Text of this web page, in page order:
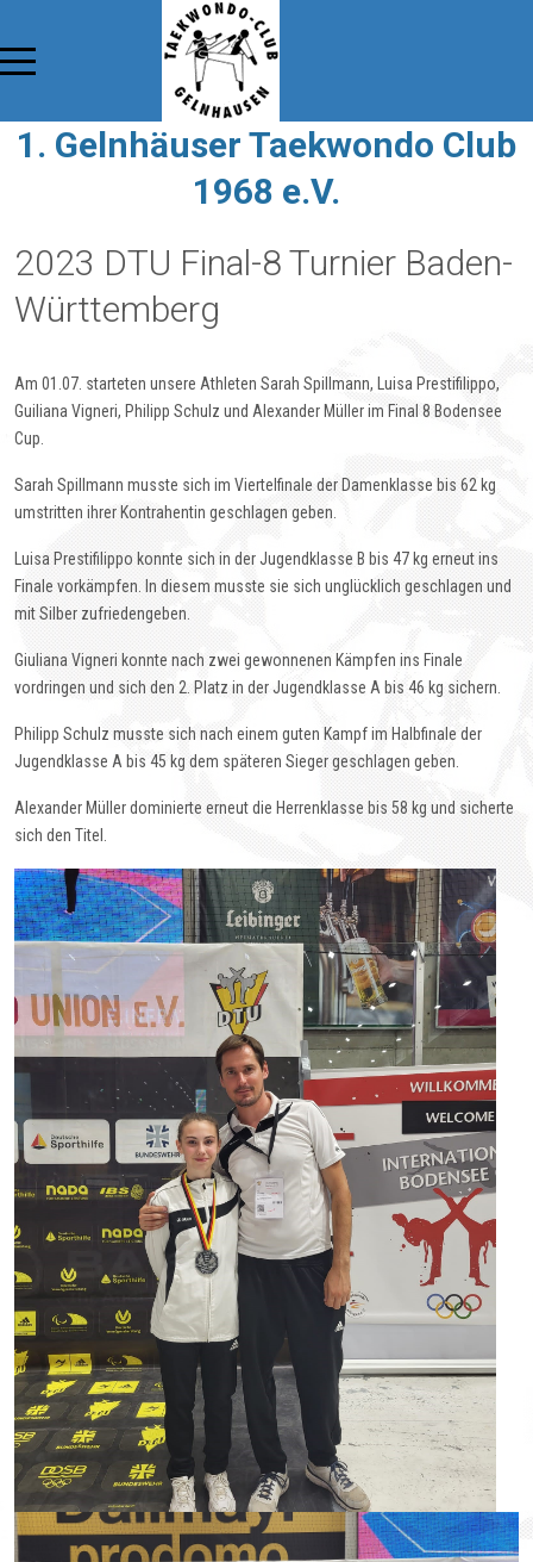
1. Gelnhäuser Taekwondo Club
1968 e.V.
2023 DTU Final-8 Turnier Baden-
Württemberg
Am 01.07. starteten unsere Athleten Sarah Spillmann, Luisa Prestifilippo,
Guiliana Vigneri, Philipp Schulz und Alexander Müller im Final 8 Bodensee
Cup.
Sarah Spillmann musste sich im Viertelfinale der Damenklasse bis 62 kg
umstritten ihrer Kontrahentin geschlagen geben.
Luisa Prestifilippo konnte sich in der Jugendklasse B bis 47 kg erneut ins
Finale vorkämpfen. In diesem musste sie sich unglücklich geschlagen und
mit Silber zufriedengeben.
Giuliana Vigneri konnte nach zwei gewonnenen Kämpfen ins Finale
vordringen und sich den 2. Platz in der Jugendklasse A bis 46 kg sichern.
Philipp Schulz musste sich nach einem guten Kampf im Halbfinale der
Jugendklasse A bis 45 kg dem späteren Sieger geschlagen geben.
Alexander Müller dominierte erneut die Herrenklasse bis 58 kg und sicherte
sich den Titel.